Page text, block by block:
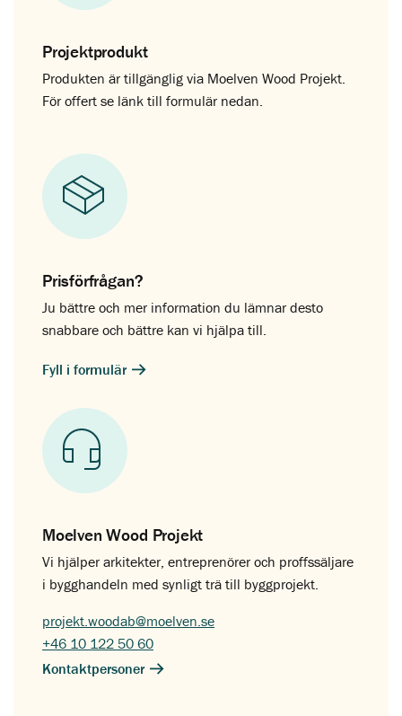
Projektprodukt
Produkten är tillgänglig via Moelven Wood Projekt.
För offert se länk till formulär nedan.
Prisförfrågan?
Ju bättre och mer information du lämnar desto
snabbare och bättre kan vi hjälpa till.
Fyll i formulär
Moelven Wood Projekt
Vi hjälper arkitekter, entreprenörer och proffssäljare
i bygghandeln med synligt trä till byggprojekt.
projekt.woodab@moelven.se
+46 10 122 50 60
Kontaktpersoner